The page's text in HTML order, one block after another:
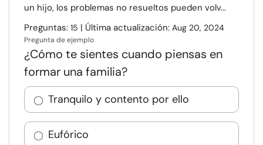
un hijo, los problemas no resueltos pueden volv...
Preguntas: 15 | Última actualización: Aug 20, 2024
Pregunta de ejemplo
¿Cómo te sientes cuando piensas en
formar una familia?
Tranquilo y contento por ello
Eufórico